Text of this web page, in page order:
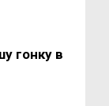
гонку в